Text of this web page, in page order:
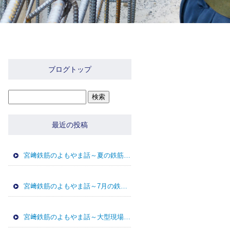
ブログトップ
最近の投稿
宮﨑鉄筋のよもやま話～夏の鉄筋工事で大切な暑さ対策と品質管理
宮﨑鉄筋のよもやま話～7月の鉄筋工事で気をつけたいポイント
宮﨑鉄筋のよもやま話～大型現場から住宅基礎～